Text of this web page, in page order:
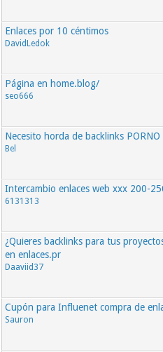
Enlaces por 10 céntimos
DavidLedok
Página en home.blog/
seo666
Necesito horda de backlinks PORNO
Bel
Intercambio enlaces web xxx 200-
6131313
¿Quieres backlinks para tus
en enlaces.pr
Daaviid37
Cupón para Influenet compra de
Sauron